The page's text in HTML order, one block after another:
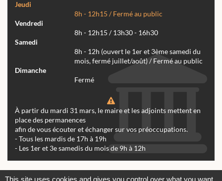
Jeudi
8h - 12h15 / Fermé au public
Vendredi
8h - 12h15 / 13h30 - 16h30
Samedi
8h - 12h (ouvert le 1er et 3ème samedi du
mois, fermé juillet/août) / Fermé au public
Dimanche
Fermé
À partir du mardi 31 mars, le maire et les adjoints mettent en
place des permanences
afin de vous écouter et échanger sur vos préoccupations.
- Tous les mardis de 17h à 19h
- Les 1er et 3e samedis du mois de 9h à 12h
This site uses cookies and gives you control over what you want